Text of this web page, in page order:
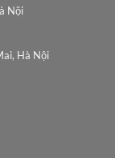
Nội
Hà Nội